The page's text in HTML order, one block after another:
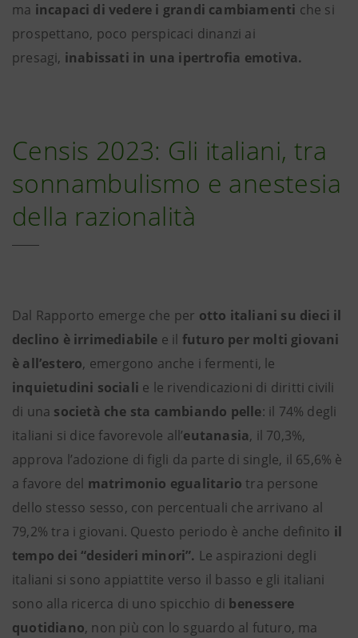
ma incapaci di vedere i grandi cambiamenti che si
prospettano, poco perspicaci dinanzi ai
presagi, inabissati in una ipertrofia emotiva.
Censis 2023: Gli italiani, tra
sonnambulismo e anestesia
della razionalità
Dal Rapporto emerge che per otto italiani su dieci il
declino è irrimediabile e il futuro per molti giovani
è all’estero, emergono anche i fermenti, le
inquietudini sociali e le rivendicazioni di diritti civili
di una società che sta cambiando pelle: il 74% degli
italiani si dice favorevole all’eutanasia, il 70,3%,
approva l’adozione di figli da parte di single, il 65,6% è
a favore del matrimonio egualitario tra persone
dello stesso sesso, con percentuali che arrivano al
79,2% tra i giovani. Questo periodo è anche definito il
tempo dei “desideri minori”. Le aspirazioni degli
italiani si sono appiattite verso il basso e gli italiani
sono alla ricerca di uno spicchio di benessere
quotidiano, non più con lo sguardo al futuro, ma